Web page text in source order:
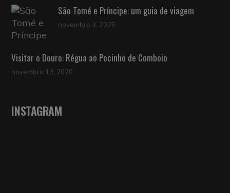
São Tomé e Príncipe: um guia de viagem
novembro 3, 2025
Visitar o Douro: Régua ao Pocinho de Comboio
novembro 13, 2020
INSTAGRAM